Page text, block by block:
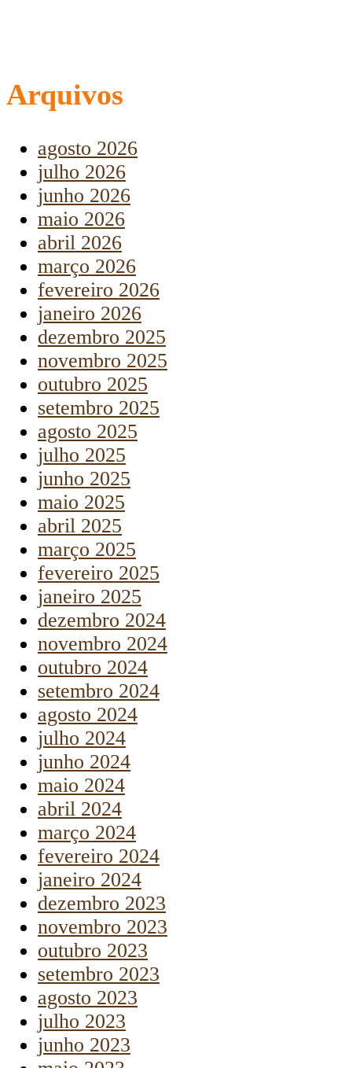
Arquivos
agosto 2026
julho 2026
junho 2026
maio 2026
abril 2026
março 2026
fevereiro 2026
janeiro 2026
dezembro 2025
novembro 2025
outubro 2025
setembro 2025
agosto 2025
julho 2025
junho 2025
maio 2025
abril 2025
março 2025
fevereiro 2025
janeiro 2025
dezembro 2024
novembro 2024
outubro 2024
setembro 2024
agosto 2024
julho 2024
junho 2024
maio 2024
abril 2024
março 2024
fevereiro 2024
janeiro 2024
dezembro 2023
novembro 2023
outubro 2023
setembro 2023
agosto 2023
julho 2023
junho 2023